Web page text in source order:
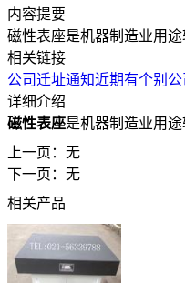
内容提要
磁性表座是机器制造业用
相关链接
公司迁址通知近期有个别
详细介绍
磁性表座是机器制造业用
上一页：无
下一页：无
相关产品